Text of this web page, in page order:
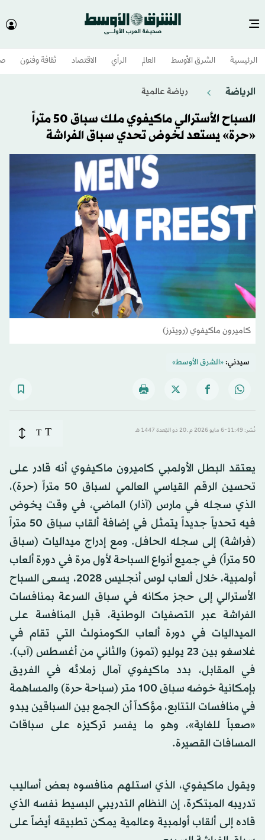
الرئيسية الشرق الأوسط​ العالم الرأي الاقتصاد ثقافة وفنون
الرياضة رياضة عالمية
السباح الأسترالي ماكيفوي ملك سباق 50 متراً
«حرة» يستعد لخوض تحدي سباق الفراشة
كاميرون ماكيفوي (رويترز)
سيدني:«الشرق الأوسط»
نُشر: 11:49-6 مايو 2026 م ـ 20 ذو القِعدة 1447 هـ T
T
يعتقد البطل الأولمبي كاميرون ماكيفوي أنه قادر على
تحسين الرقم القياسي العالمي لسباق 50 متراً (حرة)،
الذي سجله في مارس (آذار) ​الماضي، في وقت يخوض
فيه تحدياً جديداً يتمثل في إضافة ألقاب سباق 50 متراً
(فراشة) إلى سجله الحافل. ومع إدراج ميداليات (سباق
50 متراً) في جميع أنواع السباحة لأول مرة في دورة ألعاب
أولمبية، خلال ألعاب لوس أنجليس 2028، يسعى السباح
الأسترالي إلى حجز مكانه في سباق السرعة بمنافسات
الفراشة عبر التصفيات الوطنية، قبل المنافسة على
الميداليات في دورة ألعاب الكومنولث التي تقام في
غلاسغو بين 23 يوليو (تموز) والثاني من أغسطس (آب).
في المقابل، بدد ماكيفوي آمال زملائه في الفريق
بإمكانية خوضه سباق 100 متر (سباحة حرة) والمساهمة
في منافسات التتابع، مؤكداً أن الجمع بين السباقين يبدو
«صعباً للغاية»، وهو ما يفسر تركيزه على سباقات
المسافات القصيرة.
ويقول ماكيفوي، الذي استلهم منافسوه بعض أساليب
تدريبه المبتكرة، إن ‌النظام التدريبي البسيط ‌نفسه الذي
قاده إلى ألقاب أولمبية وعالمية يمكن تطبيقه أيضاً على